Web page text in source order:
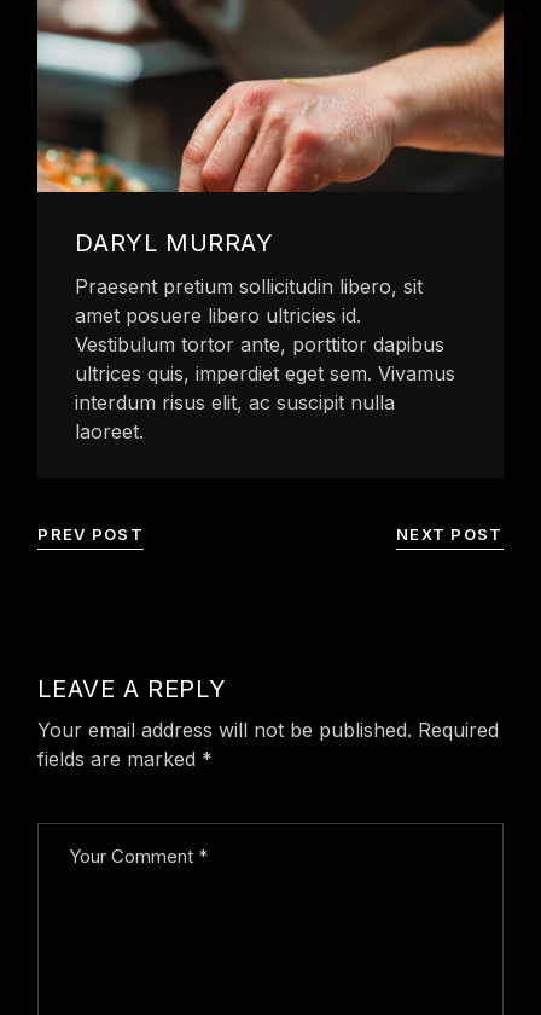
DARYL MURRAY
Praesent pretium sollicitudin libero, sit
amet posuere libero ultricies id.
Vestibulum tortor ante, porttitor dapibus
ultrices quis, imperdiet eget sem. Vivamus
interdum risus elit, ac suscipit nulla
laoreet.
PREV POST NEXT POST
LEAVE A REPLY
Your email address will not be published. Required
fields are marked *